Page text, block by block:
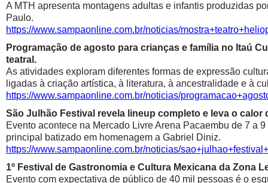
A MTH apresenta montagens adultas e infantis produzidas
Paulo.
https://www.sampaonline.com.br/noticias/
Programação de agosto para crianças e família no Itaú
teatral.
As atividades exploram diferentes formas de expressão
ligadas à criação artística, à literatura, à ancestralidade e à
https://www.sampaonline.com.br/noticias/
São Julhão Festival revela lineup completo e leva o calor
Evento acontece na Mercado Livre Arena Pacaembu de 7 a
principal batizado em homenagem a Gabriel Diniz.
https://www.sampaonline.com.br/noticias/
1º Festival de Gastronomia e Cultura Mexicana da Zona
Evento com expectativa de público de 40 mil pessoas é o